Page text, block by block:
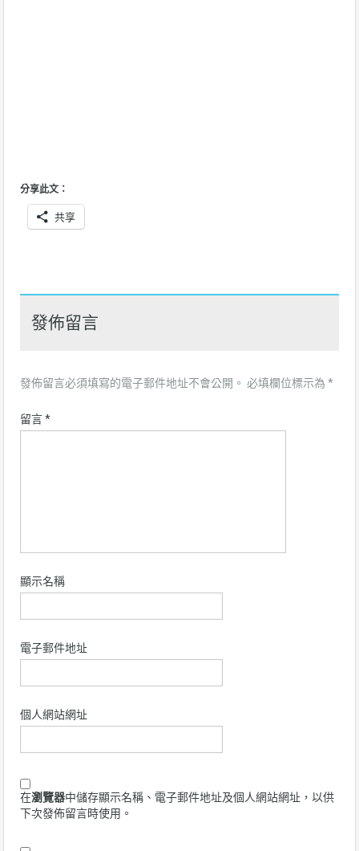
分享此文：
共享
發佈留言
發佈留言必須填寫的電子郵件地址不會公開。 必填欄位標示為 *
留言*
顯示名稱
電子郵件地址
個人網站網址
在瀏覽器中儲存顯示名稱、電子郵件地址及個人網站網址，以供
下次發佈留言時使用。